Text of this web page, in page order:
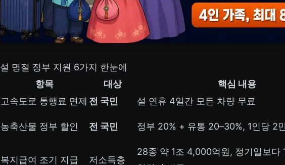
설 명절 정부 지원 6가지 한눈에
항목
대상 핵심 내용
고속도로 통행료 면제 전 국민 설 연휴 4일간 모든 차량 무료
농축산물 정부 할인 전 국민 정부 20% + 유통 20–30%, 1인당 2
복지급여 조기 지급 저소득층
28종 약 1조 4,000억원, 정기일보다